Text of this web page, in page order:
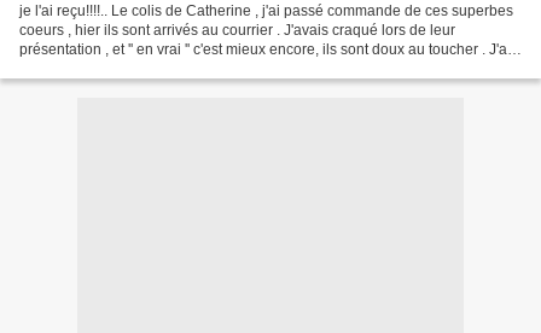
je l'ai reçu!!!!.. Le colis de Catherine , j'ai passé commande de ces superbes
coeurs , hier ils sont arrivés au courrier . J'avais craqué lors de leur
présentation , et '' en vrai '' c'est mieux encore, ils sont doux au toucher . J'ai